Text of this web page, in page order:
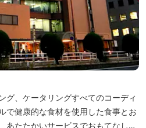
グ、ケータリングすべてのコーディ
で健康的な食材を使用した食事とお
あたたかいサービスでおもてなしい